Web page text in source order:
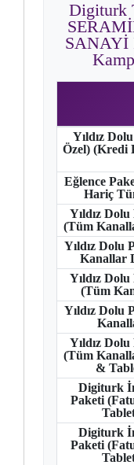
Digiturk
SANAYİ
Yıldız
Özel) (Kredi
Eğlence
Hariç
Yıldız
(Tüm
Yıldız Dolu
Kanallar
Yıldız
(Tüm
Yıldız Dolu
Yıldız
(Tüm
&
Digiturk
Paketi
Digiturk
Paketi